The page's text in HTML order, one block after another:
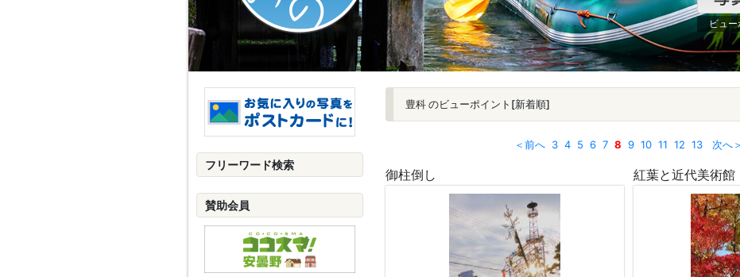
ビュー
豊科 のビューポイント[新着順]
＜前へ 3 4 5 6 7 8 9 10 11 12 13 次へ＞
御柱倒し 紅葉と近代美術館
フリーワード検索
賛助会員